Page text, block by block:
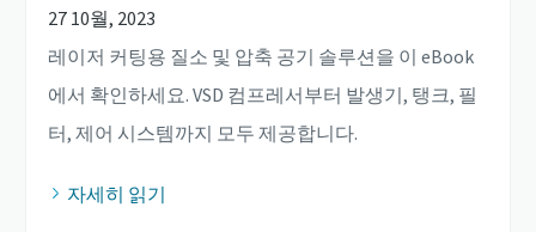
27 10월, 2023
레이저 커팅용 질소 및 압축 공기 솔루션을 이 eBook
에서 확인하세요. VSD 컴프레서부터 발생기, 탱크, 필
터, 제어 시스템까지 모두 제공합니다.
자세히 읽기